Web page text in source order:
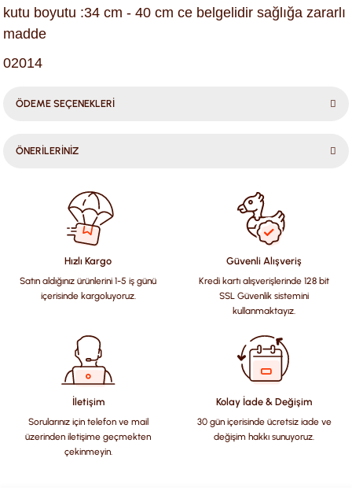
kutu boyutu :34 cm - 40 cm ce belgelidir sağlığa zararlı
madde
02014
ÖDEME SEÇENEKLERİ
ÖNERİLERİNİZ
konularda yetersiz gördüğünüz noktaları öneri formunu
kullanarak tarafımıza iletebilirsiniz.
Görüş ve önerileriniz için teşekkür ederiz.
Ürün resmi kalitesiz, bozuk veya görüntülenemiyor.
Ürün açıklamasında eksik bilgiler bulunuyor.
Ürün bilgilerinde hatalar bulunuyor.
Ürün fiyatı diğer sitelerden daha pahalı.
Bu ürüne benzer farklı alternatifler olmalı.
Hızlı Kargo
Satın aldığınız ürünlerini 1-5 iş günü
içerisinde kargoluyoruz.
Güvenli Alışveriş
Kredi kartı alışverişlerinde 128 bit
SSL Güvenlik sistemini
kullanmaktayız.
İletişim
Sorularınız için telefon ve mail
üzerinden iletişime geçmekten
çekinmeyin.
Kolay İade & Değişim
30 gün içerisinde ücretsiz iade ve
değişim hakkı sunuyoruz.